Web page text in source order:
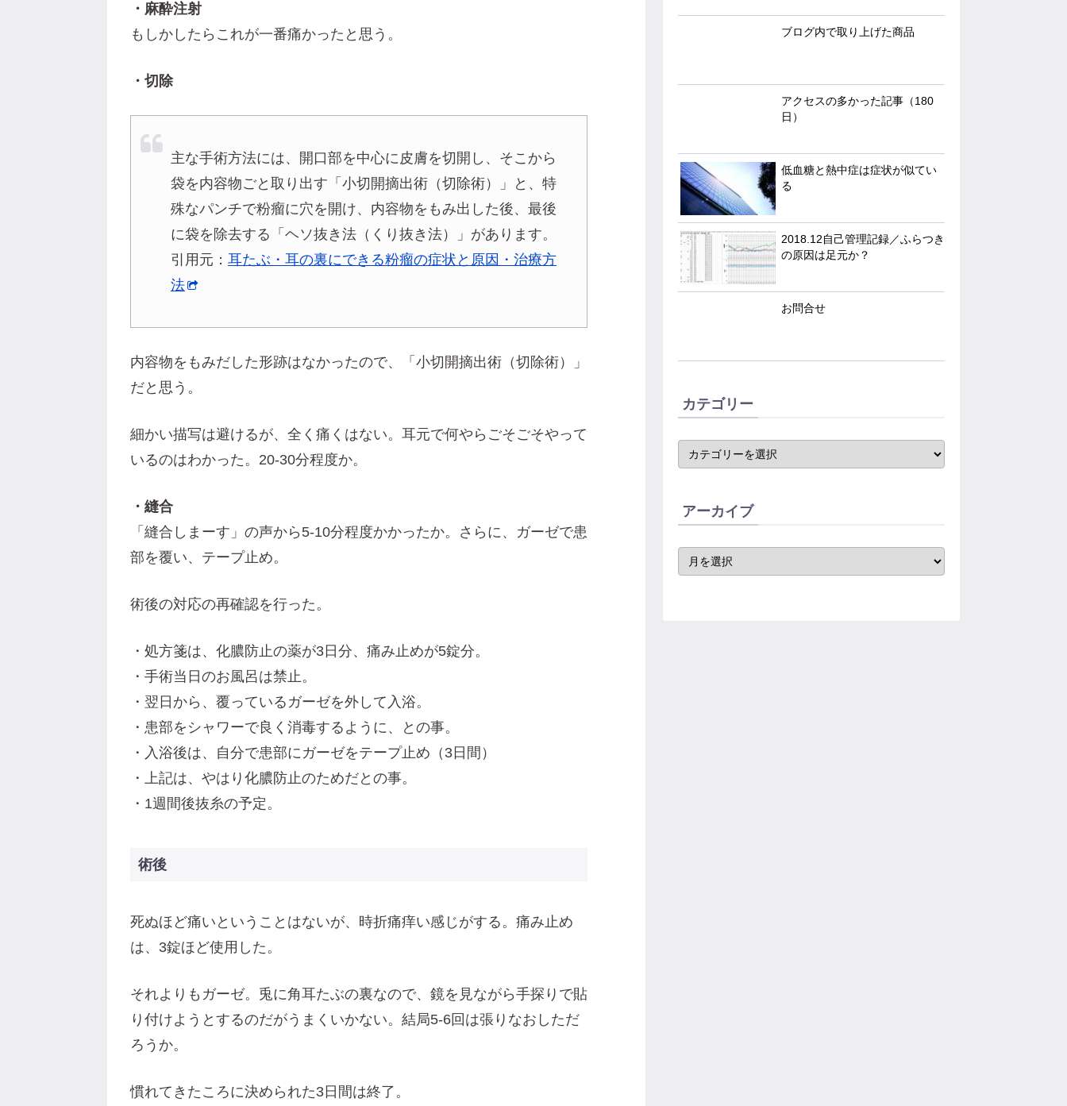
・麻酔注射
もしかしたらこれが一番痛かったと思う。
・切除
主な手術方法には、開口部を中心に皮膚を切開し、そこから
袋を内容物ごと取り出す「小切開摘出術（切除術）」と、特
殊なパンチで粉瘤に穴を開け、内容物をもみ出した後、最後
に袋を除去する「ヘソ抜き法（くり抜き法）」があります。
引用元： 耳たぶ・耳の裏にできる粉瘤の症状と原因・治療方
法
内容物をもみだした形跡はなかったので、「小切開摘出術（切除術）」
だと思う。
細かい描写は避けるが、全く痛くはない。耳元で何やらごそごそやって
いるのはわかった。20-30分程度か。
・縫合
「縫合しまーす」の声から5-10分程度かかったか。さらに、ガーゼで患
部を覆い、テープ止め。
術後の対応の再確認を行った。
・処方箋は、化膿防止の薬が3日分、痛み止めが5錠分。
・手術当日のお風呂は禁止。
・翌日から、覆っているガーゼを外して入浴。
・患部をシャワーで良く消毒するように、との事。
・入浴後は、自分で患部にガーゼをテープ止め（3日間）
・上記は、やはり化膿防止のためだとの事。
・1週間後抜糸の予定。
術後
死ぬほど痛いということはないが、時折痛痒い感じがする。痛み止め
は、3錠ほど使用した。
それよりもガーゼ。兎に角耳たぶの裏なので、鏡を見ながら手探りで貼
り付けようとするのだがうまくいかない。結局5-6回は張りなおしただ
ろうか。
慣れてきたころに決められた3日間は終了。
ブログ内で取り上げた商品
アクセスの多かった記事（180
日）
低血糖と熱中症は症状が似てい
る
2018.12自己管理記録／ふらつき
の原因は足元か？
お問合せ
カテゴリー
アーカイブ